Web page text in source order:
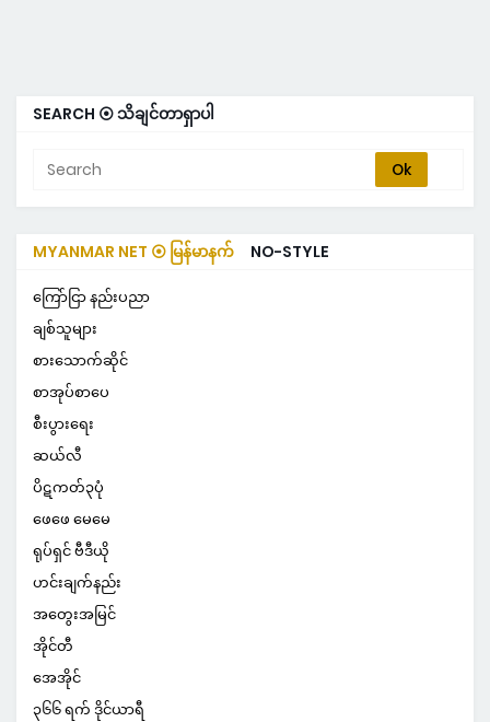
SEARCH ⦿ သိချင်တာရှာပါ
MYANMAR NET ⦿ မြန်မာနက် NO-STYLE
ကြော်ငြာ နည်းပညာ
ချစ်သူများ
စားသောက်ဆိုင်
စာအုပ်စာပေ
စီးပွားရေး
ဆယ်လီ
ပိဋကတ်၃ပုံ
ဖေဖေ မေမေ
ရုပ်ရှင် ဗီဒီယို
ဟင်းချက်နည်း
အတွေးအမြင်
အိုင်တီ
အေအိုင်
၃၆၆ ရက် ဒိုင်ယာရီ